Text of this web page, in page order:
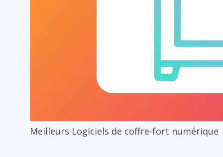
Meilleurs Logiciels de coffre-fort numérique